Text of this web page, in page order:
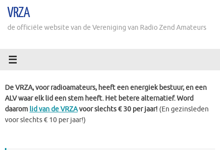
naarVRZA
de officiële website van de Vereniging van Radio Zend Amateurs
De VRZA, voor radioamateurs, heeft een energiek bestuur, en een
ALV waar elk lid een stem heeft. Het betere alternatief. Word
daarom lid van de VRZAvoor slechts € 30 per jaar! (En gezinsleden
voor slechts € 10 per jaar!)